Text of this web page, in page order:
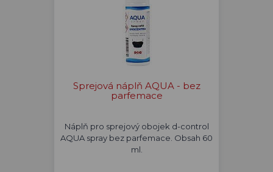
Sprejová náplň AQUA - bez
parfemace
Náplň pro sprejový obojek d-control
AQUA spray bez parfemace. Obsah 60
ml.